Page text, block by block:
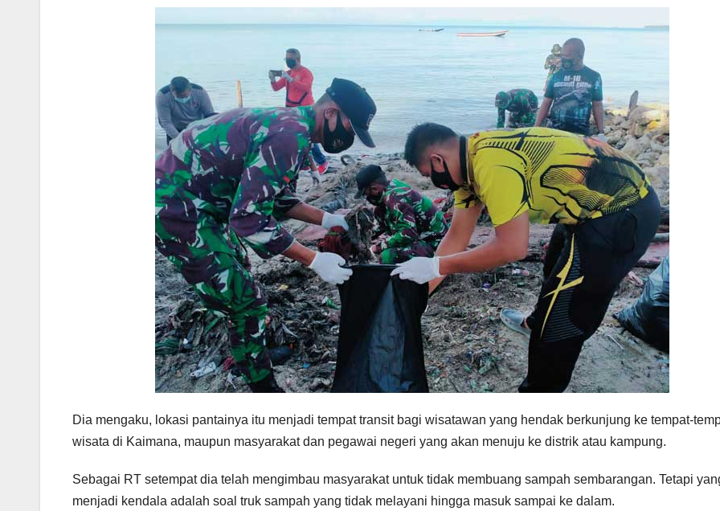
Dia mengaku, lokasi pantainya itu menjadi tempat transit bagi wisatawan yang hendak berkunjung ke tempat-
wisata di Kaimana, maupun masyarakat dan pegawai negeri yang akan menuju ke distrik atau kampung.
Sebagai RT setempat dia telah mengimbau masyarakat untuk tidak membuang sampah sembarangan. Tetapi
menjadi kendala adalah soal truk sampah yang tidak melayani hingga masuk sampai ke dalam.